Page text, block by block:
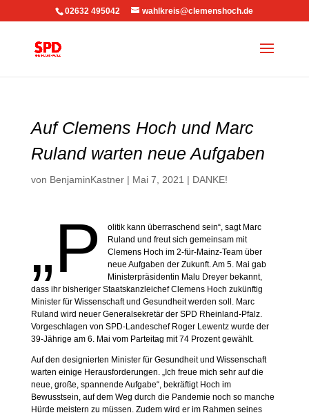
02632 495042 wahlkreis@clemenshoch.de
Auf Clemens Hoch und Marc
Ruland warten neue Aufgaben
von BenjaminKastner| Mai 7, 2021 | DANKE!
„P
olitik kann überraschend sein“, sagt Marc
Ruland und freut sich gemeinsam mit
Clemens Hoch im 2-für-Mainz-Team über
neue Aufgaben der Zukunft. Am 5. Mai gab
Ministerpräsidentin Malu Dreyer bekannt,
dass ihr bisheriger Staatskanzleichef Clemens Hoch zukünftig
Minister für Wissenschaft und Gesundheit werden soll. Marc
Ruland wird neuer Generalsekretär der SPD Rheinland-Pfalz.
Vorgeschlagen von SPD-Landeschef Roger Lewentz wurde der
39-Jährige am 6. Mai vom Parteitag mit 74 Prozent gewählt.
Auf den designierten Minister für Gesundheit und Wissenschaft
warten einige Herausforderungen. „Ich freue mich sehr auf die
neue, große, spannende Aufgabe“, bekräftigt Hoch im
Bewusstsein, auf dem Weg durch die Pandemie noch so manche
Hürde meistern zu müssen. Zudem wird er im Rahmen seines